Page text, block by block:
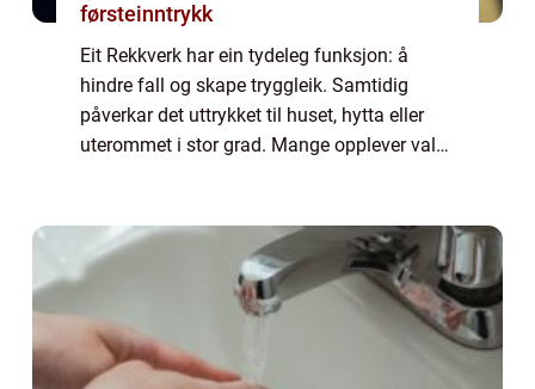
førsteinntrykk
Eit Rekkverk har ein tydeleg funksjon: å
hindre fall og skape tryggleik. Samtidig
påverkar det uttrykket til huset, hytta eller
uterommet i stor grad. Mange opplever valet